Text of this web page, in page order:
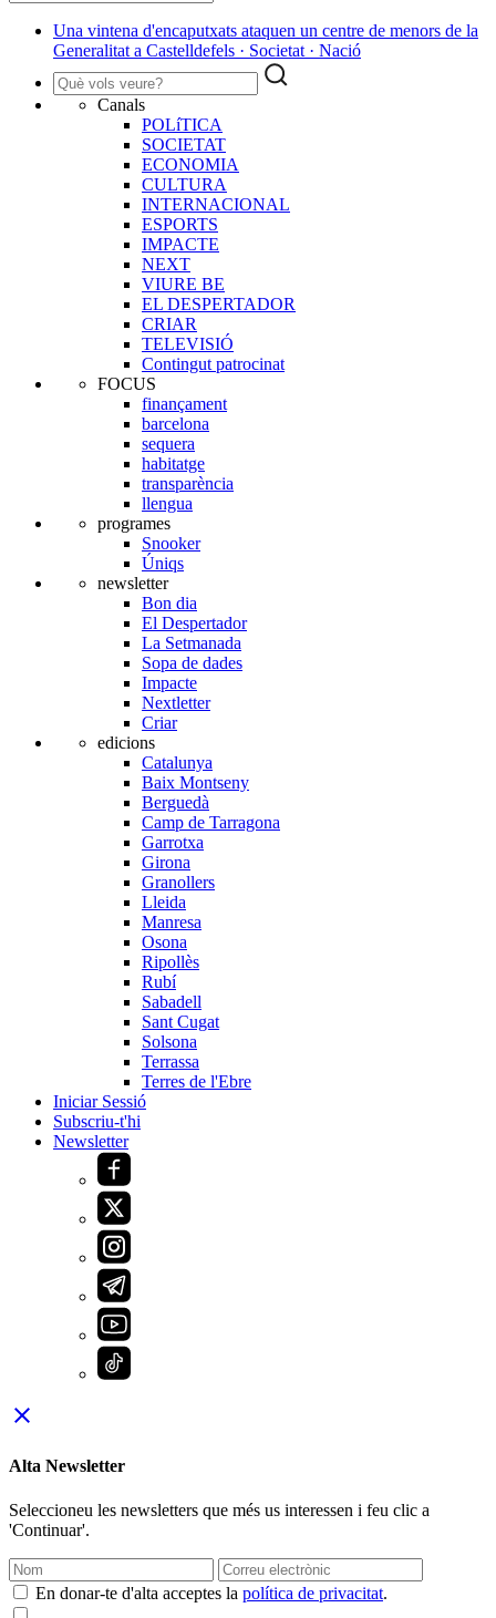
Una vintena d'encaputxats ataquen un centre de menors de la
Generalitat a Castelldefels · Societat · Nació
Canals
POLíTICA
SOCIETAT
ECONOMIA
CULTURA
INTERNACIONAL
ESPORTS
IMPACTE
NEXT
VIURE BE
EL DESPERTADOR
CRIAR
TELEVISIÓ
Contingut patrocinat
FOCUS
finançament
barcelona
sequera
habitatge
transparència
llengua
programes
Snooker
Úniqs
newsletter
Bon dia
El Despertador
La Setmanada
Sopa de dades
Impacte
Nextletter
Criar
edicions
Catalunya
Baix Montseny
Berguedà
Camp de Tarragona
Garrotxa
Girona
Granollers
Lleida
Manresa
Osona
Ripollès
Rubí
Sabadell
Sant Cugat
Solsona
Terrassa
Terres de l'Ebre
Iniciar Sessió
Subscriu-t'hi
Newsletter
close
Alta Newsletter
Seleccioneu les newsletters que més us interessen i feu clic a
'Continuar'.
En donar-te d'alta acceptes la política de privacitat.